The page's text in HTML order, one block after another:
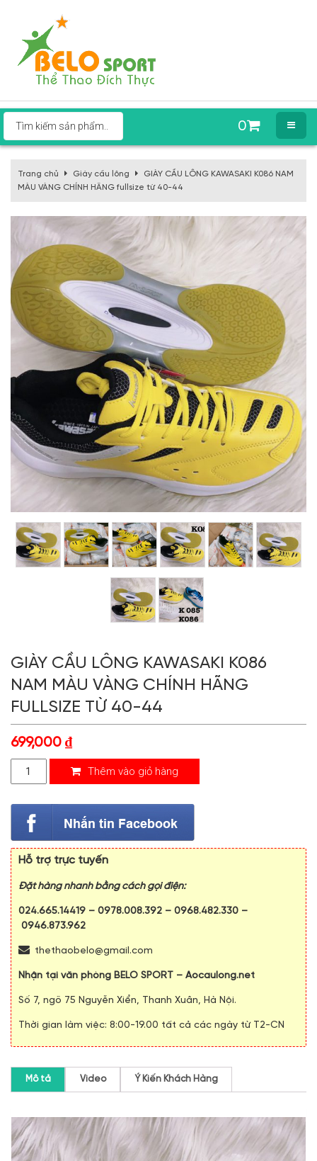
0
Trang chủ Giày cầu lông
GIÀY CẦU LÔNG KAWASAKI K086 NAM
MÀU VÀNG CHÍNH HÃNG fullsize từ 40-44
GIÀY CẦU LÔNG KAWASAKI K086
NAM MÀU VÀNG CHÍNH HÃNG
FULLSIZE TỪ 40-44
699,000 ₫
Thêm vào giỏ hàng
Hỗ trợ trực tuyến
Đặt hàng nhanh bằng cách gọi điện:
024.665.14419 – 0978.008.392 – 0968.482.330 –
0946.873.962
thethaobelo@gmail.com
Nhận tại văn phòng BELO SPORT – Aocaulong.net
Số 7, ngõ 75 Nguyễn Xiển, Thanh Xuân, Hà Nội.
Thời gian làm việc: 8:00-19.00 tất cả các ngày từ T2-CN
Mô tả Video Ý Kiến Khách Hàng